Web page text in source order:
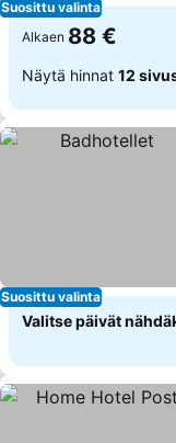
Suosittu valinta
Alkaen 88 €
Näytä hinnat 12
Suosittu valinta
Valitse päivät